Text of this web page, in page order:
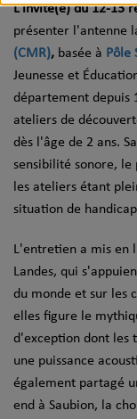
L’invité(e) du 12-13
présenter l'antenne
(CMR), basée à Pôle
Jeunesse et
département depuis
ateliers de
dès l'âge de 2 ans.
sensibilité sonore,
les ateliers étant
situation de
L'entretien a mis en
Landes, qui
du monde et sur les
elles figure le
d'exception dont les
une puissance
également partagé
end à Saubion, la